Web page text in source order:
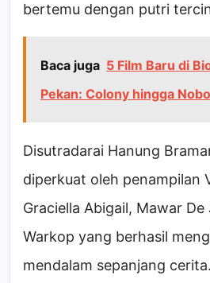
bertemu dengan putri
Baca juga 5 Film Baru di
Pekan: Colony hingga
Disutradarai Hanung
diperkuat oleh penampilan
Graciella Abigail, Mawar
Warkop yang berhasil
mendalam sepanjang